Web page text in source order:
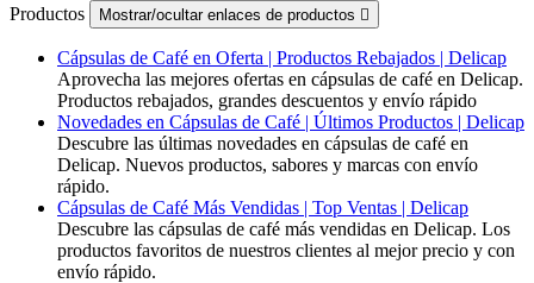
Productos Mostrar/ocultar enlaces de productos 
Cápsulas de Café en Oferta | Productos Rebajados | Delicap
Aprovecha las mejores ofertas en cápsulas de café en Delicap.
Productos rebajados, grandes descuentos y envío rápido
Novedades en Cápsulas de Café | Últimos Productos | Delicap
Descubre las últimas novedades en cápsulas de café en
Delicap. Nuevos productos, sabores y marcas con envío
rápido.
Cápsulas de Café Más Vendidas | Top Ventas | Delicap
Descubre las cápsulas de café más vendidas en Delicap. Los
productos favoritos de nuestros clientes al mejor precio y con
envío rápido.